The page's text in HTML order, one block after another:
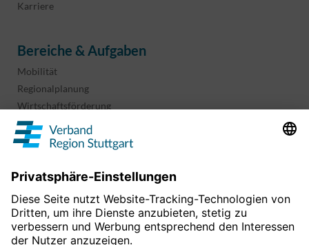
Karriere
Bereiche & Aufgaben
Mobilität
Regionalplanung
Wirtschaftsförderung
Sport und Kultur
Projekte & Programme
Informationen & Downloads